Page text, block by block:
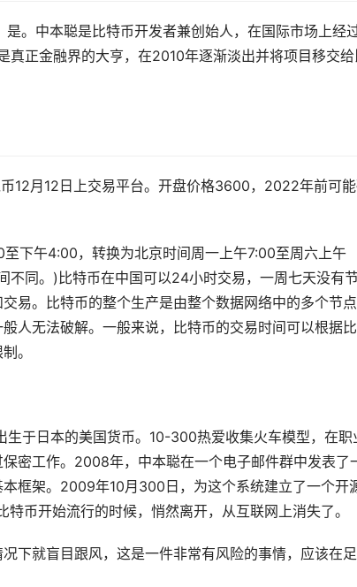
。中本聪是比特币开发者兼创始人，在国际市场上经
正金融界的大亨，在2010年逐渐淡出并将项目移交给
12月12日上交易平台。开盘价格3600，2022年前可
下午4:00，转换为北京时间周一上午7:00至周六上午
同。)比特币在中国可以24小时交易，一周七天没有
易。比特币的整个生产是由整个数据网络中的多个节
人无法破解。一般来说，比特币的交易时间可以根据
。
于日本的美国货币。10-300热爱收集火车模型，在职
密工作。2008年，中本聪在一个电子邮件群中发表了
框架。2009年10月300日，为这个系统建立了一个开
币开始流行的时候，悄然离开，从互联网上消失了。
下就盲目跟风，这是一件非常有风险的事情，应该在